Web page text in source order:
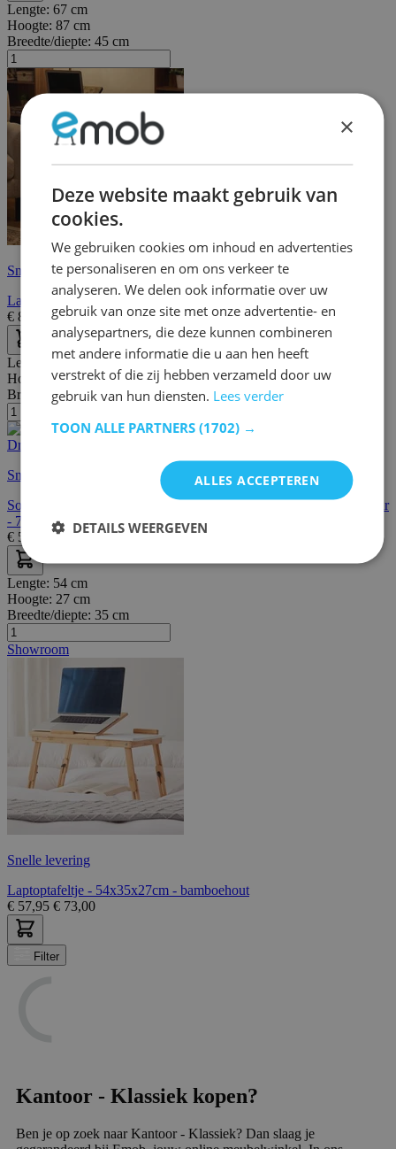
Lengte: 67 cm
Hoogte: 87 cm
Breedte/diepte: 45 cm
Snelle levering
Laptop Sta-bureau Glen - 100% Melamine - Atlantic Pine
€ 82,60 €118,00
Lengte:71 cm
Hoogte:29 cm
Breedte/diepte:35 cm
Snelle levering
Songmics Bamboe Laptopbureau - Ergonomisch, Koeler, Draagbaar
- 72 x (21-29) x 35 cm
€ 54,95 € 69,00
Lengte: 54 cm
Hoogte: 27 cm
Breedte/diepte: 35 cm
Showroom
Snelle levering
Laptoptafeltje - 54x35x27cm - bamboehout
€ 57,95 € 73,00
Filter
Kantoor - Klassiek kopen?
Ben je op zoek naar Kantoor - Klassiek? Dan slaag je
×
Deze website maakt gebruik van
cookies.
We gebruiken cookies om inhoud en advertenties
te personaliseren en om ons verkeer te
analyseren. We delen ook informatie over uw
gebruik van onze site met onze advertentie- en
analysepartners, die deze kunnen combineren
met andere informatie die u aan hen heeft
verstrekt of die zij hebben verzameld door uw
gebruik van hun diensten. Lees verder
TOON ALLE PARTNERS (1702) →
ALLES ACCEPTEREN
DETAILS WEERGEVEN